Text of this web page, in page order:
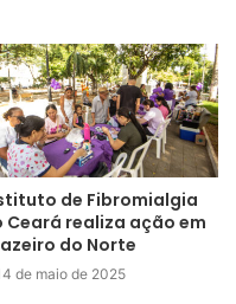
corpo precisa reduzir a
quentes, isso pode ser
Além de preparar o
ou janelas
mais amena,
ajudar com essa
se também de dormir
também atentar
de Fibromialgia
Ceará realiza ação em
do Norte
de maio de 2025